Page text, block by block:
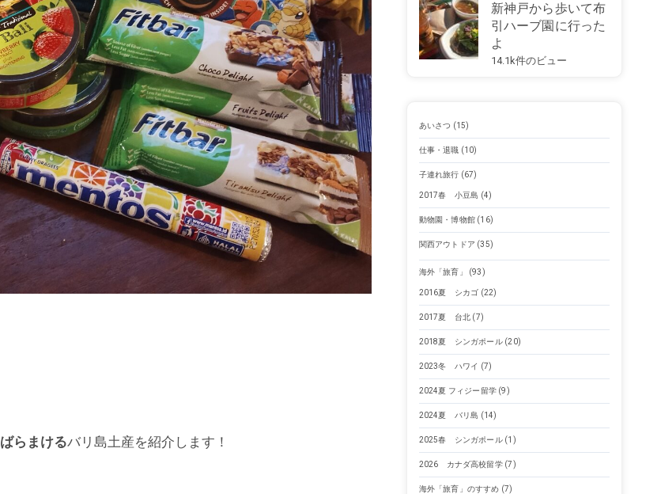
ばらまけるバリ島土産を紹介します！
新神戸から歩いて布
引ハーブ園に行った
よ
14.1k件のビュー
あいさつ (15)
仕事・退職 (10)
子連れ旅行 (67)
2017春 小豆島 (4)
動物園・博物館(16)
関西アウトドア (35)
海外「旅育」 (93)
2016夏 シカゴ (22)
2017夏 台北 (7)
2018夏 シンガポール(20)
2023冬 ハワイ (7)
2024夏 フィジー留学(9)
2024夏 バリ島 (14)
2025春 シンガポール(1)
2026 カナダ高校留学(7)
海外「旅育」のすすめ (7)